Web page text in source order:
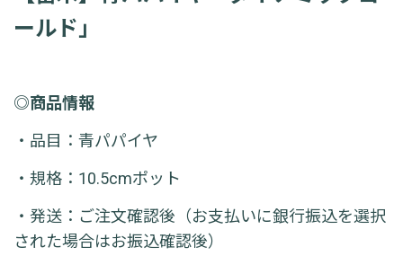
ールド」
◎商品情報
・品目：青パパイヤ
・規格：10.5cmポット
・発送：ご注文確認後（お支払いに銀行振込を選択
された場合はお振込確認後）